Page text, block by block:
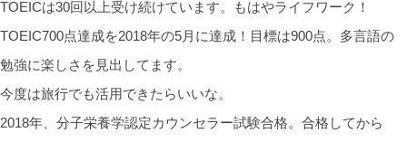
TOEICは30回以上受け続けています。もはやライフワーク！
TOEIC700点達成を2018年の5月に達成！目標は900点。多言語の
勉強に楽しさを見出してます。
今度は旅行でも活用できたらいいな。
2018年、分子栄養学認定カウンセラー試験合格。合格してから